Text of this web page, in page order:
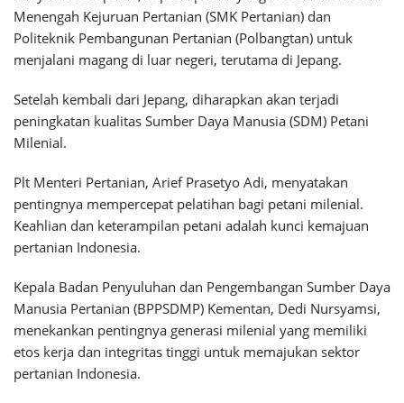
Menengah Kejuruan Pertanian (SMK Pertanian) dan
Politeknik Pembangunan Pertanian (Polbangtan) untuk
menjalani magang di luar negeri, terutama di Jepang.
Setelah kembali dari Jepang, diharapkan akan terjadi
peningkatan kualitas Sumber Daya Manusia (SDM) Petani
Milenial.
Plt Menteri Pertanian, Arief Prasetyo Adi, menyatakan
pentingnya mempercepat pelatihan bagi petani milenial.
Keahlian dan keterampilan petani adalah kunci kemajuan
pertanian Indonesia.
Kepala Badan Penyuluhan dan Pengembangan Sumber Daya
Manusia Pertanian (BPPSDMP) Kementan, Dedi Nursyamsi,
menekankan pentingnya generasi milenial yang memiliki
etos kerja dan integritas tinggi untuk memajukan sektor
pertanian Indonesia.